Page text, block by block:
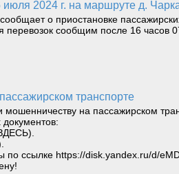
июля 2024 г. на маршруте д.
о приостановке
сообщим после 16 часов
транспорте
на пассажирском
ссылке https://disk.yandex.ru/d/